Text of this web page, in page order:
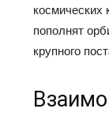
космических
пополнят
крупного